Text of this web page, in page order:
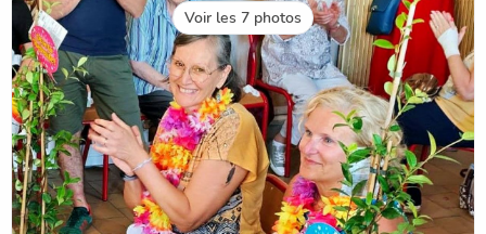
Cette journée festive a tenu toutes ses promesses :
glissades à volonté, canon à mousse, flash mob, boum des
CM2, batailles d'eau rafraîchissantes et, pour terminer, un
délicieux goûter généreusement offert par l'APEL. Autant
de moments de joie, de rires et de partage qui resteront
gravés dans les mémoires.
À 16 heures, les familles ont rejoint la cour pour vivre un
moment particulièrement émouvant : la traditionnelle haie
Voir les 7 photos